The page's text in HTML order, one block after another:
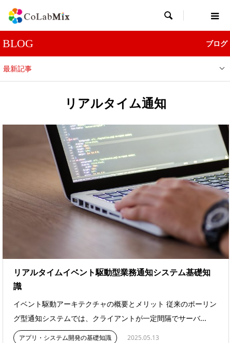

BLOG ブログ
最新記事
リアルタイム通知
リアルタイムイベント駆動型業務通知システム基礎知
識
イベント駆動アーキテクチャの概要とメリット 従来のポーリン
グ型通知システムでは、クライアントが一定間隔でサーバ...
アプリ・システム開発の基礎知識 2025.05.13